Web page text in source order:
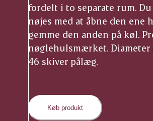
fordelt i to separate rum.
nøjes med at åbne den ene
gemme den anden på køl.
nøglehulsmærket. Diameter
46 skiver pålæg.
Køb produkt